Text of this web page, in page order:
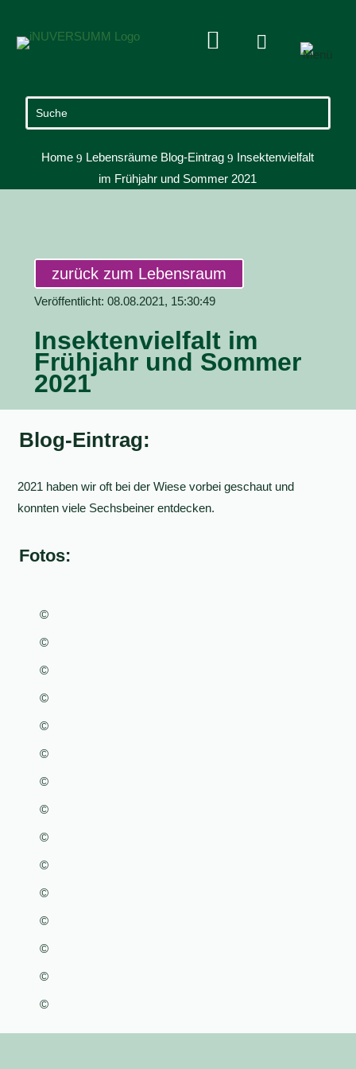
 
Home 9 Lebensräume Blog-Eintrag 9 Insektenvielfalt
im Frühjahr und Sommer 2021
zurück zum Lebensraum
Veröffentlicht: 08.08.2021, 15:30:49
Insektenvielfalt im
Frühjahr und Sommer
2021
Blog-Eintrag:
2021 haben wir oft bei der Wiese vorbei geschaut und
konnten viele Sechsbeiner entdecken.
Fotos:
©
©
©
©
©
©
©
©
©
©
©
©
©
©
©